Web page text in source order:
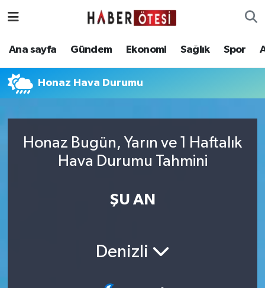
Ana sayfa Gündem Ekonomi Sağlık Spor
Honaz Hava Durumu
Honaz Bugün, Yarın ve 1 Haftalık
Hava Durumu Tahmini
ŞU AN
Denizli
Ana sayfa
Sağlık
Eskişehir Nöbetçi Eczaneler
Eskişehir Trafik Yoğunluk Haritası
Süper Lig Puan Durumu ve Fikstür